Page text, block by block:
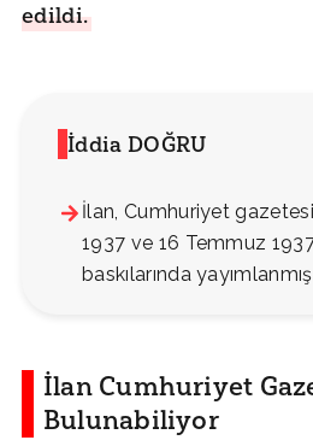
edildi.
İddia DOĞRU
İlan, Cumhuriyet
1937 ve 16 Temmuz
baskılarında
İlan Cumhuriyet
Bulunabiliyor